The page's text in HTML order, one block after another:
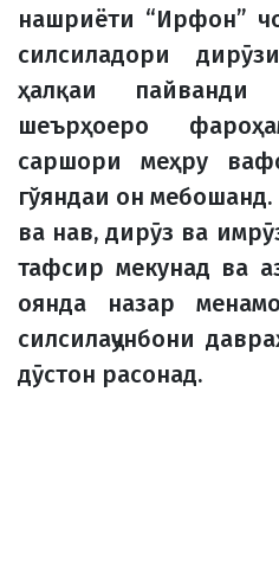
нашриёти “Ирфон”
силсиладори
ҳалқаи
шеърҳоеро
саршори меҳру
гўяндаи он
ва нав, дирӯз ва
тафсир мекунад ва
оянда назар
силсилаҷунбони
дӯстон расонад.